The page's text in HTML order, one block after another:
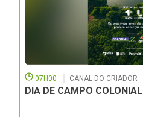
07H00 CANAL DO CRIADOR
DIA DE CAMPO COLONIAL